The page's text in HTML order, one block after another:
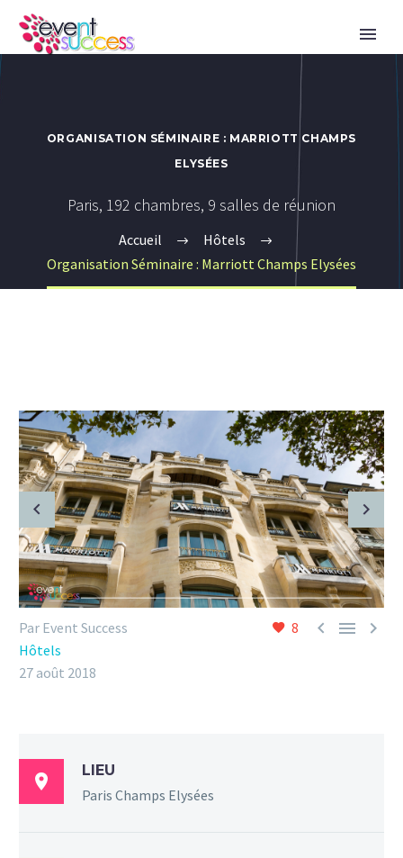
ORGANISATION SÉMINAIRE : MARRIOTT CHAMPS
ELYSÉES
Paris, 192 chambres, 9 salles de réunion
Accueil
Hôtels
Organisation Séminaire : Marriott Champs Elysées
8   
Par Event Success
Hôtels
27 août 2018

LIEU
Paris Champs Elysées